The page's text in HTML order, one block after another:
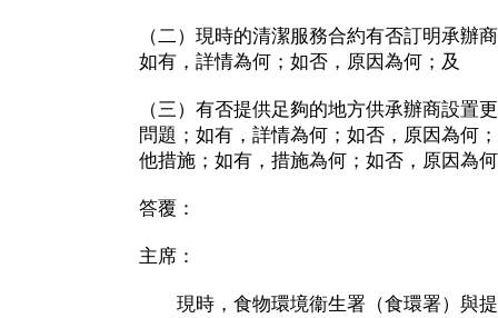
（二）現時的清潔服務合約有否訂明承辦
如有，詳情為何；如否，原因為何；及
（三）有否提供足夠的地方供承辦商設置
問題；如有，詳情為何；如否，原因為何
他措施；如有，措施為何；如否，原因為
答覆：
主席：
現時，食物環境衞生署（食環署）與提